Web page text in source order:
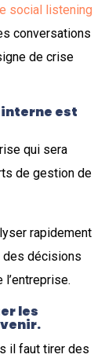
social listening
conversations
de crise
est
qui sera
de gestion de
rapidement
des décisions
les
il faut tirer des